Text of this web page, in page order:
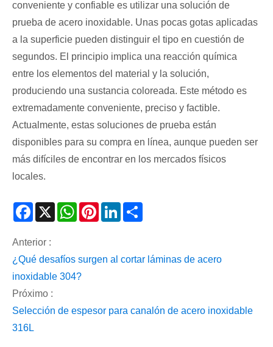
conveniente y confiable es utilizar una solución de
prueba de acero inoxidable. Unas pocas gotas aplicadas
a la superficie pueden distinguir el tipo en cuestión de
segundos. El principio implica una reacción química
entre los elementos del material y la solución,
produciendo una sustancia coloreada. Este método es
extremadamente conveniente, preciso y factible.
Actualmente, estas soluciones de prueba están
disponibles para su compra en línea, aunque pueden ser
más difíciles de encontrar en los mercados físicos
locales.
Facebook
X WhatsAppPinterestLinkedIn
Anterior :
¿Qué desafíos surgen al cortar láminas de acero
inoxidable 304?
Próximo :
​Selección de espesor para canalón de acero inoxidable
316L